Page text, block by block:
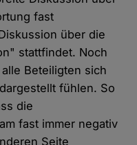
fast
über die
stattfindet. Noch
Beteiligten sich
fühlen. So
die
fast immer negativ
Seite